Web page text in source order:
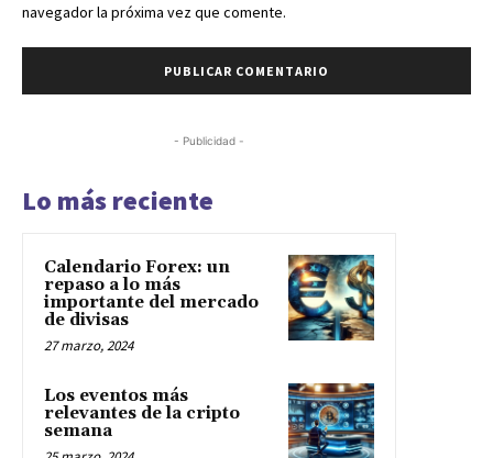
navegador la próxima vez que comente.
- Publicidad -
Lo más reciente
Calendario Forex: un
repaso a lo más
importante del mercado
de divisas
27 marzo, 2024
Los eventos más
relevantes de la cripto
semana